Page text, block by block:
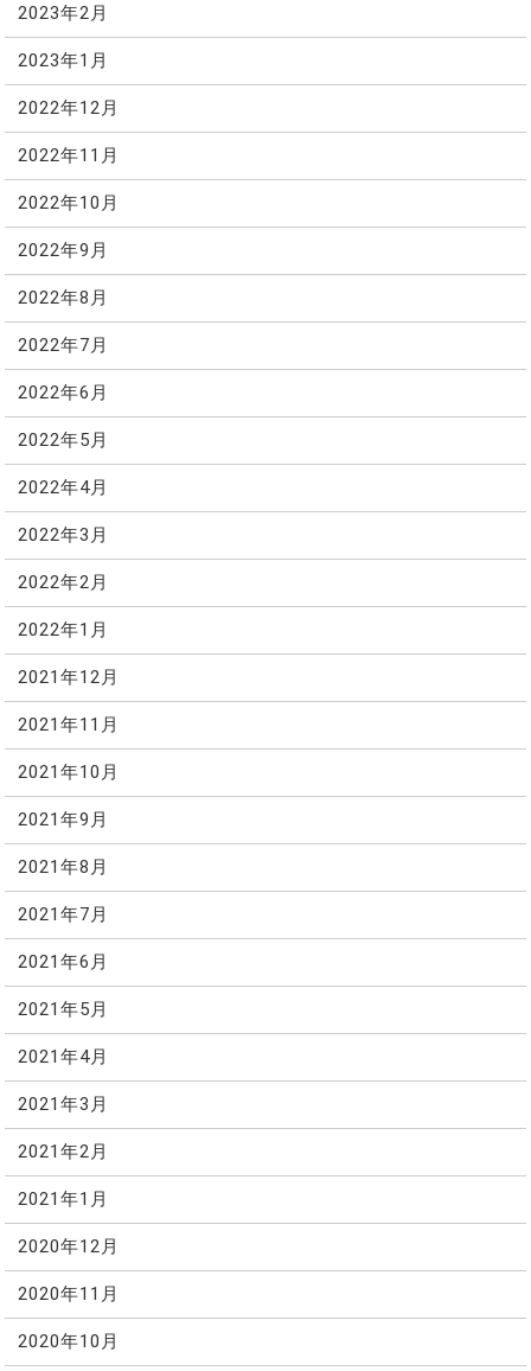
2023年2月
2023年1月
2022年12月
2022年11月
2022年10月
2022年9月
2022年8月
2022年7月
2022年6月
2022年5月
2022年4月
2022年3月
2022年2月
2022年1月
2021年12月
2021年11月
2021年10月
2021年9月
2021年8月
2021年7月
2021年6月
2021年5月
2021年4月
2021年3月
2021年2月
2021年1月
2020年12月
2020年11月
2020年10月